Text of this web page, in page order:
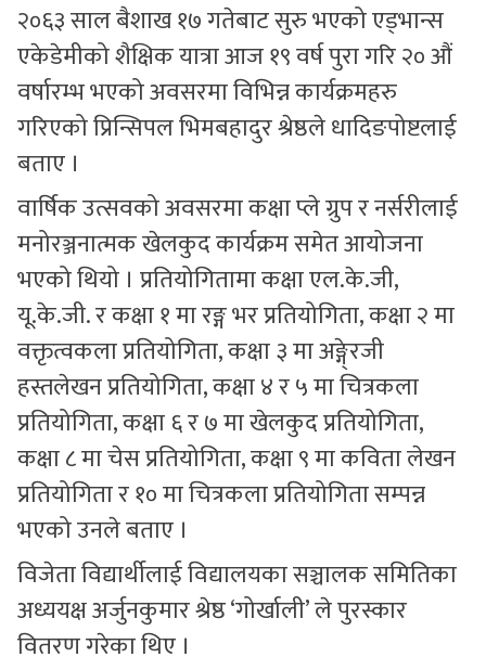
२०६३ साल बैशाख १७ गतेबाट सुरु भएको एड्भान्स
एकेडेमीको शैक्षिक यात्रा आज १९ वर्ष पुरा गरि २० औं
वर्षारम्भ भएको अवसरमा विभिन्न कार्यक्रमहरु
गरिएको प्रिन्सिपल भिमबहादुर श्रेष्ठले धादिङपोष्टलाई
बताए ।
वार्षिक उत्सवको अवसरमा कक्षा प्ले ग्रुप र नर्सरीलाई
मनोरञ्जनात्मक खेलकुद कार्यक्रम समेत आयोजना
भएको थियो । प्रतियोगितामा कक्षा एल.के.जी,
यू.के.जी. र कक्षा १ मा रङ्ग भर प्रतियोगिता, कक्षा २ मा
वक्तृत्वकला प्रतियोगिता, कक्षा ३ मा अङ्गे्रजी
हस्तलेखन प्रतियोगिता, कक्षा ४ र ५ मा चित्रकला
प्रतियोगिता, कक्षा ६ र ७ मा खेलकुद प्रतियोगिता,
कक्षा ८ मा चेस प्रतियोगिता, कक्षा ९ मा कविता लेखन
प्रतियोगिता र १० मा चित्रकला प्रतियोगिता सम्पन्न
भएको उनले बताए ।
विजेता विद्यार्थीलाई विद्यालयका सञ्चालक समितिका
अध्ययक्ष अर्जुनकुमार श्रेष्ठ ‘गोर्खाली’ ले पुरस्कार
वितरण गरेका थिए ।